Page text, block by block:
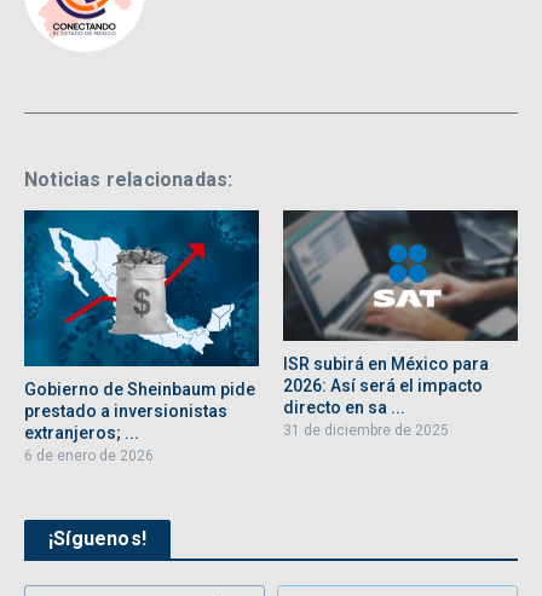
Noticias relacionadas:
Gobierno de Sheinbaum pide
prestado a inversionistas
extranjeros; ...
6 de enero de 2026
ISR subirá en México para
2026: Así será el impacto
directo en sa ...
31 de diciembre de 2025
¡Síguenos!